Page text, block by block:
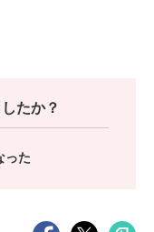
たか？
った